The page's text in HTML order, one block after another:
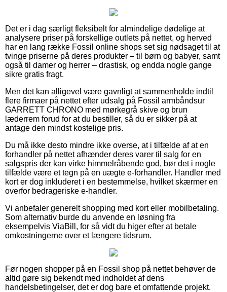
Det er i dag særligt fleksibelt for almindelige dødelige at
analysere priser på forskellige outlets på nettet, og herved
har en lang række Fossil online shops set sig nødsaget til at
tvinge priserne på deres produkter – til børn og babyer, samt
også til damer og herrer – drastisk, og endda nogle gange
sikre gratis fragt.
Men det kan alligevel være gavnligt at sammenholde indtil
flere firmaer på nettet efter udsalg på Fossil armbåndsur
GARRETT CHRONO med mørkegrå skive og brun
læderrem forud for at du bestiller, så du er sikker på at
antage den mindst kostelige pris.
Du må ikke desto mindre ikke overse, at i tilfælde af at en
forhandler på nettet afhænder deres varer til salg for en
salgspris der kan virke himmelråbende god, bør det i nogle
tilfælde være et tegn på en uægte e-forhandler. Handler med
kort er dog inkluderet i en bestemmelse, hvilket skærmer en
overfor bedrageriske e-handler.
Vi anbefaler generelt shopping med kort eller mobilbetaling.
Som alternativ burde du anvende en løsning fra
eksempelvis ViaBill, for så vidt du higer efter at betale
omkostningerne over et længere tidsrum.
Før nogen shopper på en Fossil shop på nettet behøver de
altid gøre sig bekendt med indholdet af dens
handelsbetingelser, det er dog bare et omfattende projekt.